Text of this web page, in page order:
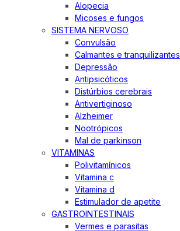
Alopecia
Micoses e fungos
SISTEMA NERVOSO
Convulsão
Calmantes e tranquilizantes
Depressão
Antipsicóticos
Distúrbios cerebrais
Antivertiginoso
Alzheimer
Nootrópicos
Mal de parkinson
VITAMINAS
Polivitamínicos
Vitamina c
Vitamina d
Estimulador de apetite
GASTROINTESTINAIS
Vermes e parasitas